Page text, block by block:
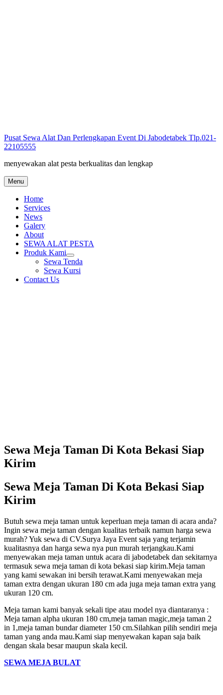
Pusat Sewa Alat Dan Perlengkapan Event Di Jabodetabek Tlp.021-
22105555
menyewakan alat pesta berkualitas dan lengkap
Menu
Home
Services
News
Galery
About
SEWA ALAT PESTA
Produk Kami
expand
child
menu
Sewa Tenda
Sewa Kursi
Contact Us
Sewa Meja Taman Di Kota Bekasi Siap
Kirim
Sewa Meja Taman Di Kota Bekasi Siap
Kirim
Butuh sewa meja taman untuk keperluan meja taman di acara anda?
Ingin sewa meja taman dengan kualitas terbaik namun harga sewa
murah? Yuk sewa di CV.Surya Jaya Event saja yang terjamin
kualitasnya dan harga sewa nya pun murah terjangkau.Kami
menyewakan meja taman untuk acara di jabodetabek dan sekitarnya
termasuk sewa meja taman di kota bekasi siap kirim.Meja taman
yang kami sewakan ini bersih terawat.Kami menyewakan meja
taman extra dengan ukuran 180 cm ada juga meja taman extra yang
ukuran 120 cm.
Meja taman kami banyak sekali tipe atau model nya diantaranya :
Meja taman alpha ukuran 180 cm,meja taman magic,meja taman 2
in 1,meja taman bundar diameter 150 cm.Silahkan pilih sendiri meja
taman yang anda mau.Kami siap menyewakan kapan saja baik
dengan skala besar maupun skala kecil.
SEWA MEJA BULAT